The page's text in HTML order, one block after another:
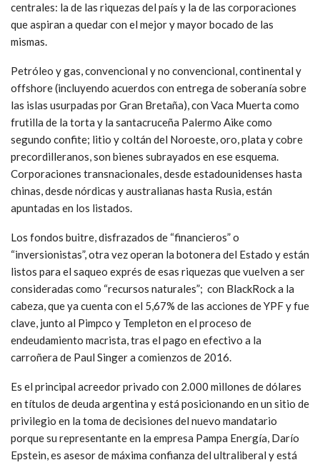
centrales: la de las riquezas del país y la de las corporaciones
que aspiran a quedar con el mejor y mayor bocado de las
mismas.
Petróleo y gas, convencional y no convencional, continental y
offshore (incluyendo acuerdos con entrega de soberanía sobre
las islas usurpadas por Gran Bretaña), con Vaca Muerta como
frutilla de la torta y la santacruceña Palermo Aike como
segundo confite; litio y coltán del Noroeste, oro, plata y cobre
precordilleranos, son bienes subrayados en ese esquema.
Corporaciones transnacionales, desde estadounidenses hasta
chinas, desde nórdicas y australianas hasta Rusia, están
apuntadas en los listados.
Los fondos buitre, disfrazados de “financieros” o
“inversionistas”, otra vez operan la botonera del Estado y están
listos para el saqueo exprés de esas riquezas que vuelven a ser
consideradas como “recursos naturales”; con BlackRock a la
cabeza, que ya cuenta con el 5,67% de las acciones de YPF y fue
clave, junto al Pimpco y Templeton en el proceso de
endeudamiento macrista, tras el pago en efectivo a la
carroñera de Paul Singer a comienzos de 2016.
Es el principal acreedor privado con 2.000 millones de dólares
en títulos de deuda argentina y está posicionando en un sitio de
privilegio en la toma de decisiones del nuevo mandatario
porque su representante en la empresa Pampa Energía, Darío
Epstein, es asesor de máxima confianza del ultraliberal y está